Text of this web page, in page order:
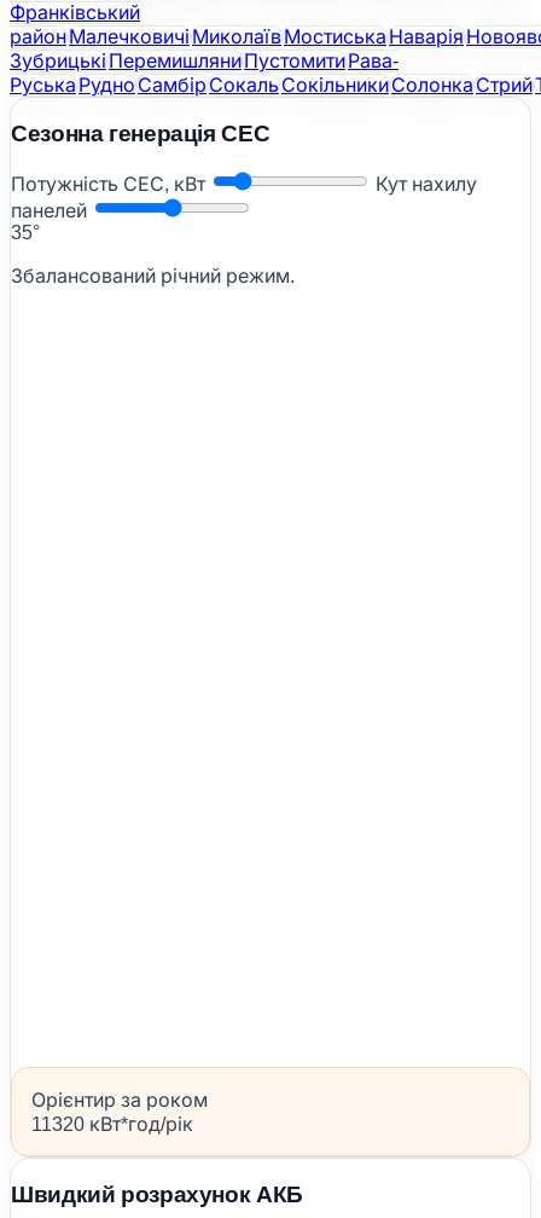
Франківський
районМалечковичі МиколаївМостиська Наварія
ЗубрицькіПеремишляниПустомитиРава-
РуськаРудно Самбір СокальСокільникиСолонка Стрий
Сезонна генерація СЕС
Потужність СЕС, кВт
Кут нахилу
панелей
35°
Збалансований річний режим.
Орієнтир за роком
11320 кВт*год/рік
Швидкий розрахунок АКБ